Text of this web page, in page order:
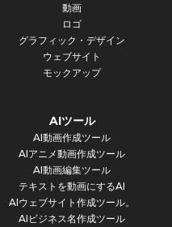
動画
ロゴ
グラフィック・デザイン
ウェブサイト
モックアップ
AIツール
AI動画作成ツール
AIアニメ動画作成ツール
AI動画編集ツール
テキストを動画にするAI
AIウェブサイト作成ツール。
AIビジネス名作成ツール